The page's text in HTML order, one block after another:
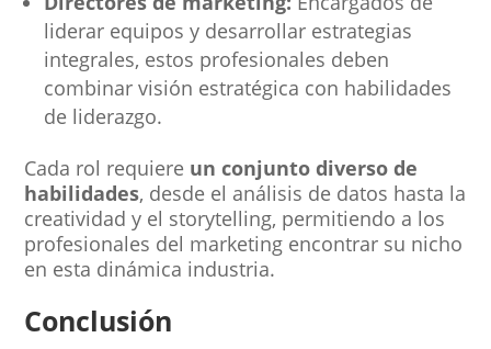
liderar equipos y desarrollar estrategias
integrales, estos profesionales deben
combinar visión estratégica con habilidades
de liderazgo.
Cada rol requiere un conjunto diverso de
habilidades, desde el análisis de datos hasta la
creatividad y el storytelling, permitiendo a los
profesionales del marketing encontrar su nicho
en esta dinámica industria.
Conclusión